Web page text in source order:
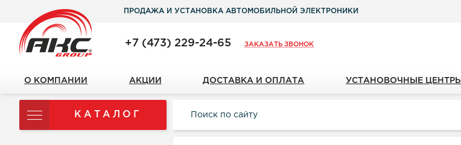
ПРОДАЖА И УСТАНОВКА АВТОМОБИЛЬНОЙ ЭЛЕКТРОНИКИ
+7 (473) 229-24-65 ЗАКАЗАТЬ ЗВОНОК
О КОМПАНИИ АКЦИИ ДОСТАВКА И ОПЛАТА УСТАНОВОЧНЫЕ ЦЕНТРЫ
КАТАЛОГ